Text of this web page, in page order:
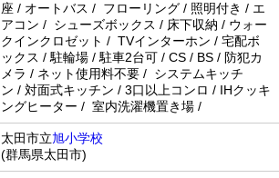
座 / オートバス / フローリング / 照明付き / エ
アコン / シューズボックス / 床下収納 / ウォー
クインクロゼット / TVインターホン / 宅配ボ
ックス / 駐輪場 / 駐車2台可 / CS / BS / 防犯カ
メラ / ネット使用料不要 / システムキッチ
ン / 対面式キッチン / 3口以上コンロ / IHクッキ
ングヒーター / 室内洗濯機置き場 /
太田市立旭小学校
(群馬県太田市)